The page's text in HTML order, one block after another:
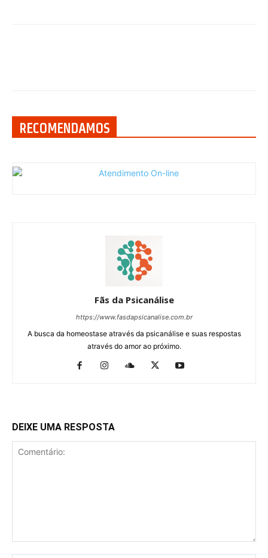
RECOMENDAMOS
Fãs da Psicanálise
https://www.fasdapsicanalise.com.br
A busca da homeostase através da psicanálise e suas respostas
através do amor ao próximo.
DEIXE UMA RESPOSTA